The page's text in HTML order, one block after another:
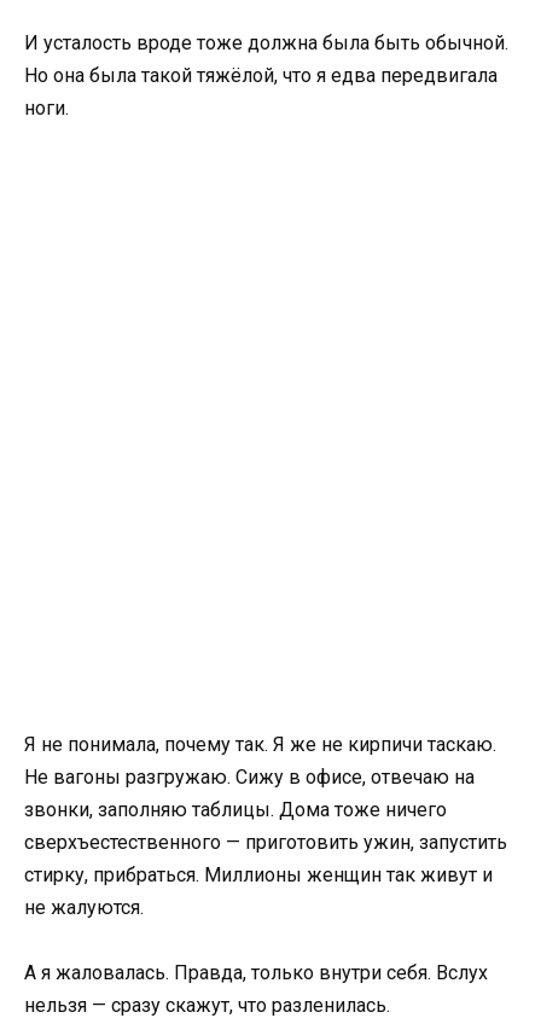
И усталость вроде тоже должна была быть обычной.
Но она была такой тяжёлой, что я едва передвигала
ноги.
Я не понимала, почему так. Я же не кирпичи таскаю.
Не вагоны разгружаю. Сижу в офисе, отвечаю на
звонки, заполняю таблицы. Дома тоже ничего
сверхъестественного — приготовить ужин, запустить
стирку, прибраться. Миллионы женщин так живут и
не жалуются.
А я жаловалась. Правда, только внутри себя. Вслух
нельзя — сразу скажут, что разленилась.